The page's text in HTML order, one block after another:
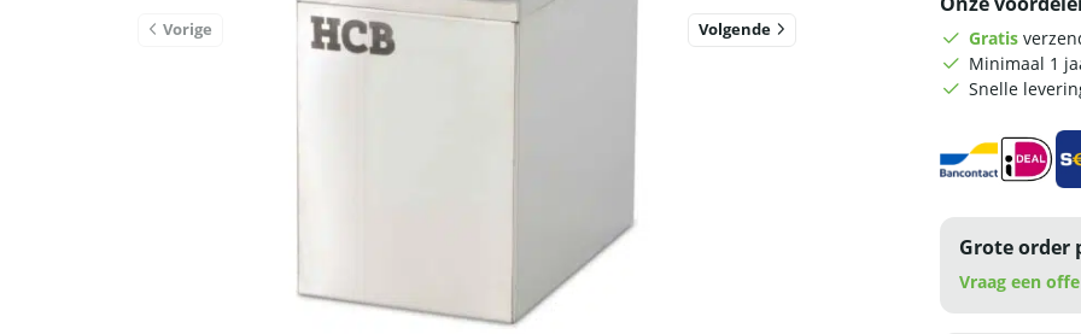
Vorige Volgende
aantalGratis
Minimaal 1
Snelle
Grote order
Vraag een